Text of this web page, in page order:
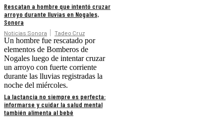
Rescatan a hombre que intentó cruzar
arroyo durante lluvias en Nogales,
Sonora
Noticias Sonora Tadeo Cruz
Un hombre fue rescatado por
elementos de Bomberos de
Nogales luego de intentar cruzar
un arroyo con fuerte corriente
durante las lluvias registradas la
noche del miércoles.
La lactancia no siempre es perfecta:
informarse y cuidar la salud mental
también alimenta al bebé